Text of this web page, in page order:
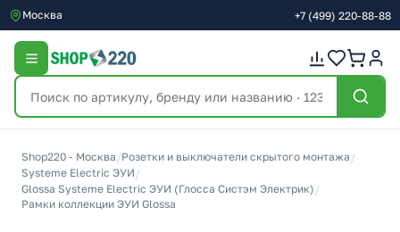
Москва +7 (499) 220-88-88
Shop220 - Москва /Розетки и выключатели скрытого монтажа /
Systeme Electric ЭУИ /
Glossa Systeme Electric ЭУИ (Глосса Систэм Электрик) /
Рамки коллекции ЭУИ Glossa